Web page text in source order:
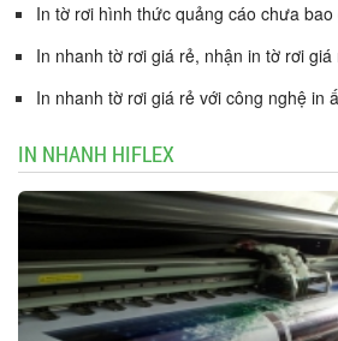
In tờ rơi hình thức quảng cáo chưa bao
In nhanh tờ rơi giá rẻ, nhận in tờ rơi
In nhanh tờ rơi giá rẻ với công nghệ in
IN NHANH HIFLEX